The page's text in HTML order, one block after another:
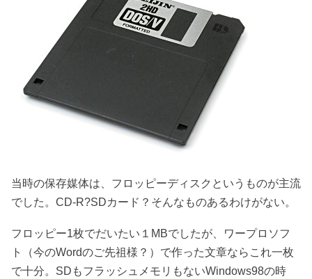
当時の保存媒体は、フロッピーディスクというものが主流
でした。CD-R?SDカード？そんなものあるわけがない。
フロッピー1枚でだいたい１MBでしたが、ワープロソフ
ト（今のWordのご先祖様？）で作った文章ならこれ一枚
で十分。SDもフラッシュメモリもないWindows98の時